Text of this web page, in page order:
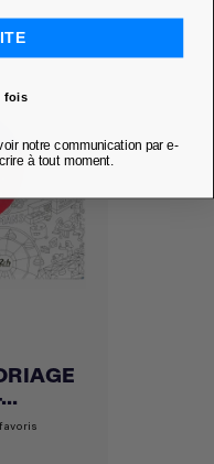
fois
notre communication par e-
à tout moment.